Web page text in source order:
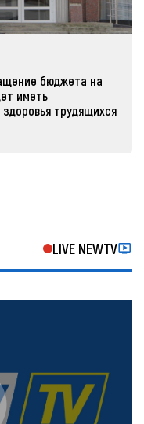
бюджета на
иметь
трудящихся
LIVE NEWTV